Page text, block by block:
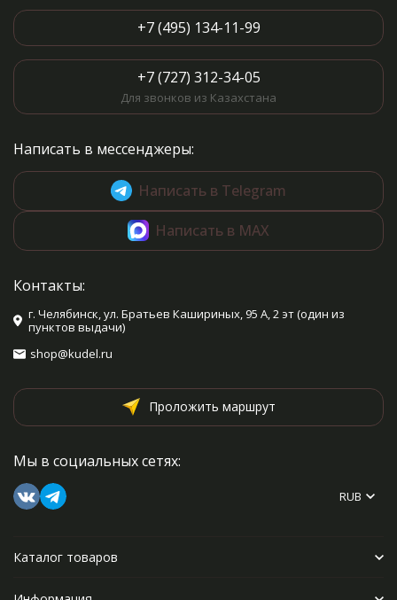
+7 (495) 134-11-99
+7 (727) 312-34-05
Для звонков из Казахстана
Написать в мессенджеры:
Написать в Telegram
Написать в MAX
Контакты:
г. Челябинск, ул. Братьев Кашириных, 95 А, 2 эт (один из
пунктов выдачи)
shop@kudel.ru
Проложить маршрут
Мы в социальных сетях:
RUB
Каталог товаров